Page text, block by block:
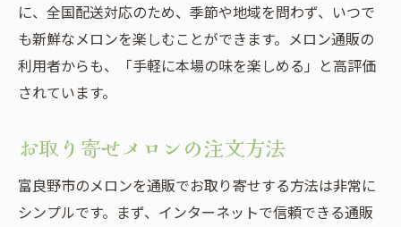
に、全国配送対応のため、季節や地域を問わず、いつで
も新鮮なメロンを楽しむことができます。メロン通販の
利用者からも、「手軽に本場の味を楽しめる」と高評価
されています。
お取り寄せメロンの注文方法
富良野市のメロンを通販でお取り寄せする方法は非常に
シンプルです。まず、インターネットで信頼できる通販